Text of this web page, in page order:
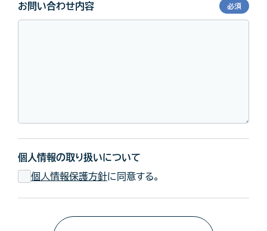
お問い合わせ内容 必須
個人情報の取り扱いについて
個人情報保護方針に同意する。